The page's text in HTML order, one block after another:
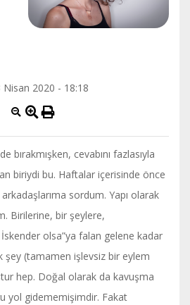
Nisan 2020 - 18:18
bırakmışken, cevabını fazlasıyla
biriydi bu. Haftalar içerisinde önce
sordum. Yapı olarak
Birilerine, bir şeylere,
İskender olsa”ya falan gelene kadar
şey (tamamen işlevsiz bir eylem
hep. Doğal olarak da kavuşma
yol gidememişimdir. Fakat